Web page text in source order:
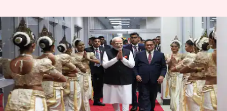
प्रधानमंत्री मोदी का 3 दिवसीय श्रीलंका
दौरा कितना महत्वपूर्ण और क्या हो
सकते हैं समझौते?
लेखन भारत शर्मा Apr 05, 2025